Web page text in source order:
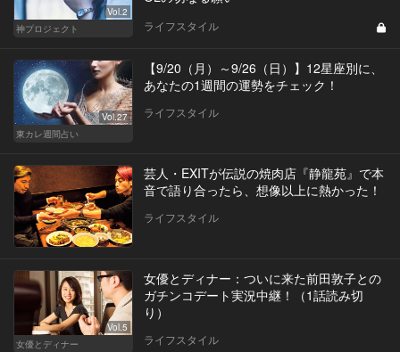
Vol.2
神プロジェクト
ライフスタイル
Vol.27
東カレ週間占い
【9/20（月）～9/26（日）】12星座別に、
あなたの1週間の運勢をチェック！
ライフスタイル
芸人・EXITが伝説の焼肉店『静龍苑』で本
音で語り合ったら、想像以上に熱かった！
ライフスタイル
Vol.5
女優とディナー
女優とディナー：ついに来た前田敦子との
ガチンコデート実況中継！（1話読み切
り）
ライフスタイル